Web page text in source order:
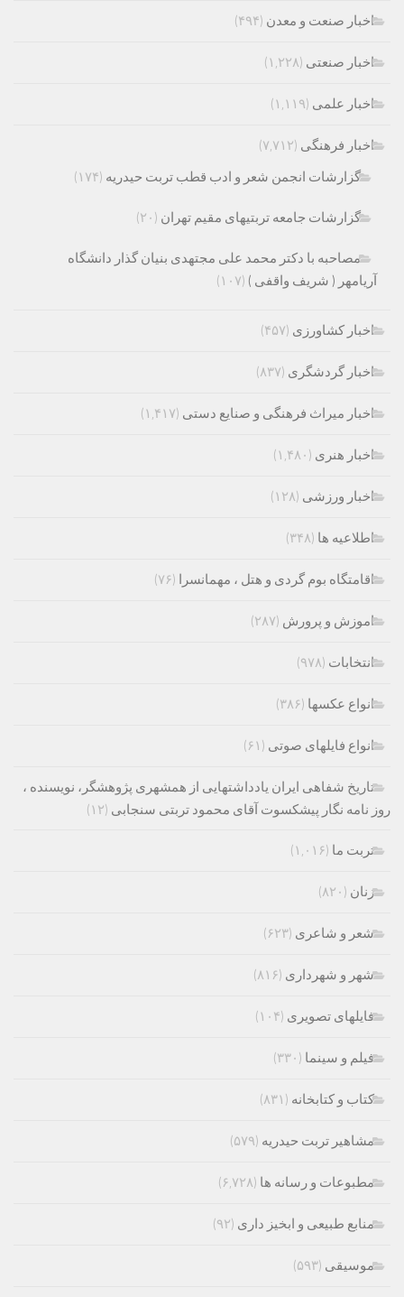
اخبار صنعت و معدن (۴۹۴)
اخبار صنعتی (۱,۲۲۸)
اخبار علمی (۱,۱۱۹)
اخبار فرهنگی (۷,۷۱۲)
گزارشات انجمن شعر و ادب قطب تربت حیدریه (۱۷۴)
گزارشات جامعه تربتیهای مقیم تهران (۲۰)
مصاحبه با دکتر محمد علی مجتهدی بنیان گذار دانشگاه
آریامهر ( شریف واقفی ) (۱۰۷)
اخبار کشاورزی (۴۵۷)
اخبار گردشگری (۸۳۷)
اخبار میراث فرهنگی و صنایع دستی (۱,۴۱۷)
اخبار هنری (۱,۴۸۰)
اخبار ورزشی (۱۲۸)
اطلاعیه ها (۳۴۸)
اقامتگاه بوم گردی و هتل ، مهمانسرا (۷۶)
اموزش و پرورش (۲۸۷)
انتخابات (۹۷۸)
انواع عکسها (۳۸۶)
انواع فایلهای صوتی (۶۱)
تاریخ شفاهی ایران یادداشتهایی از همشهری پژوهشگر، نویسنده ،
روز نامه نگار پیشکسوت آقای محمود تربتی سنجابی (۱۲)
تربت ما (۱,۰۱۶)
زنان (۸۲۰)
شعر و شاعری (۶۲۳)
شهر و شهرداری (۸۱۶)
فایلهای تصویری (۱۰۴)
فیلم و سینما (۳۳۰)
کتاب و کتابخانه (۸۳۱)
مشاهیر تربت حیدریه (۵۷۹)
مطبوعات و رسانه ها (۶,۷۲۸)
منابع طبیعی و ابخیز داری (۹۲)
موسیقی (۵۹۳)